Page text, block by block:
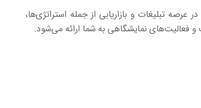
تبلیغات و بازاریابی از جمله استراتژی‌ها،
و فعالیت‌های نمایشگاهی به شما ارائه می‌شود.